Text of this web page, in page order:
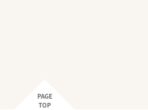
PAGE
TOP